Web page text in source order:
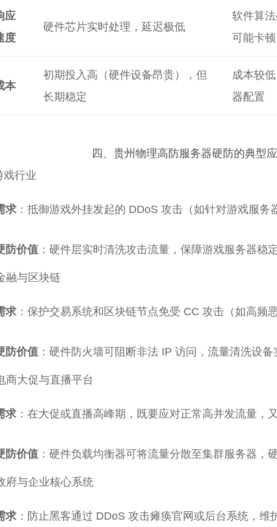
应
度
硬件芯片实时处理，延迟极低
软件算
可能卡顿
本
初期投入高（硬件设备昂贵），但
长期稳定
成本较
器配置
四、贵州物理高防服务器硬防的典型
戏行业
求 ：抵御游戏外挂发起的 DDoS 攻击（如针对游戏服
防价值 ：硬件层实时清洗攻击流量，保障游戏服务器稳
融与区块链
求 ：保护交易系统和区块链节点免受 CC 攻击（如高频
防价值 ：硬件防火墙可阻断非法 IP 访问，流量清洗设
商大促与直播平台
求 ：在大促或直播高峰期，既要应对正常高并发流量，
防价值 ：硬件负载均衡器可将流量分散至集群服务器，
府与企业核心系统
求 ：防止黑客通过 DDoS 攻击瘫痪官网或后台系统，维